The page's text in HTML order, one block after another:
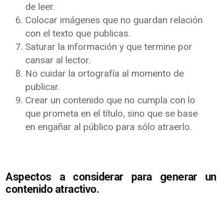
de leer.
Colocar imágenes que no guardan relación
con el texto que publicas.
Saturar la información y que termine por
cansar al lector.
No cuidar la ortografía al momento de
publicar.
Crear un contenido que no cumpla con lo
que prometa en el título, sino que se base
en engañar al público para sólo atraerlo.
Aspectos a considerar para generar un
contenido atractivo.